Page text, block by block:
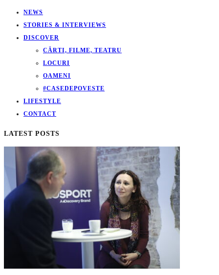
NEWS
STORIES & INTERVIEWS
DISCOVER
CĂRTI, FILME, TEATRU
LOCURI
OAMENI
#CASEDEPOVESTE
LIFESTYLE
CONTACT
LATEST POSTS